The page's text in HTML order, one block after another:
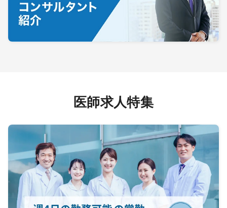
医師求人特集